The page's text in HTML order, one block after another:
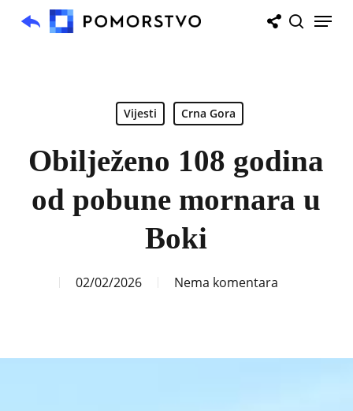
Menu
Vijesti Crna Gora
Obilježeno 108 godina
od pobune mornara u
Boki
02/02/2026 Nema komentara